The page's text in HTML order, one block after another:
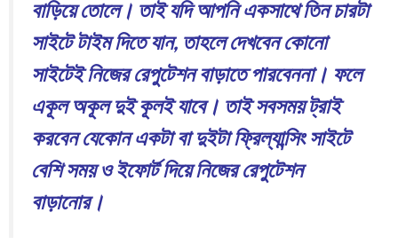
বাড়িয়ে তোলে। তাই যদি আপনি একসাথে তিন চারটা
সাইটে টাইম দিতে যান, তাহলে দেখবেন কোনো
সাইটেই নিজের রেপুটেশন বাড়াতে পারবেননা। ফলে
একূল অকূল দুই কূলই যাবে। তাই সবসময় ট্রাই
করবেন যেকোন একটা বা দুইটা ফ্রিল্যান্সিং সাইটে
বেশি সময় ও ইফোর্ট দিয়ে নিজের রেপুটেশন
বাড়ানোর।